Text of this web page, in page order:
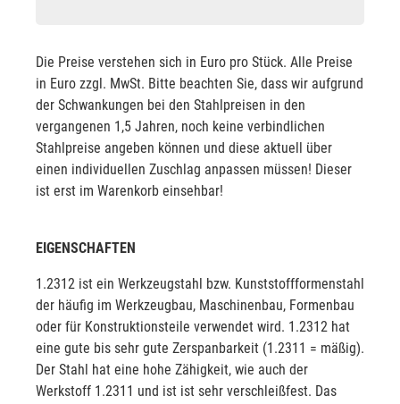
Die Preise verstehen sich in Euro pro Stück. Alle Preise
in Euro zzgl. MwSt. Bitte beachten Sie, dass wir aufgrund
der Schwankungen bei den Stahlpreisen in den
vergangenen 1,5 Jahren, noch keine verbindlichen
Stahlpreise angeben können und diese aktuell über
einen individuellen Zuschlag anpassen müssen! Dieser
ist erst im Warenkorb einsehbar!
EIGENSCHAFTEN
1.2312 ist ein Werkzeugstahl bzw. Kunststoffformenstahl
der häufig im Werkzeugbau, Maschinenbau, Formenbau
oder für Konstruktionsteile verwendet wird. 1.2312 hat
eine gute bis sehr gute Zerspanbarkeit (1.2311 = mäßig).
Der Stahl hat eine hohe Zähigkeit, wie auch der
Werkstoff 1.2311 und ist ist sehr verschleißfest. Das